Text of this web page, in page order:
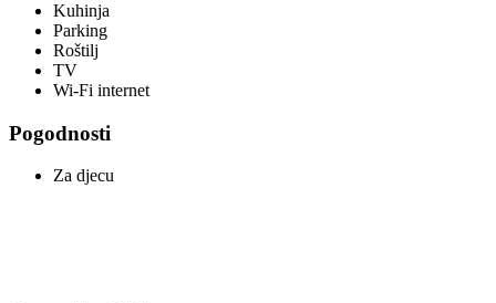
Kuhinja
Parking
Roštilj
TV
Wi-Fi internet
Pogodnosti
Za djecu